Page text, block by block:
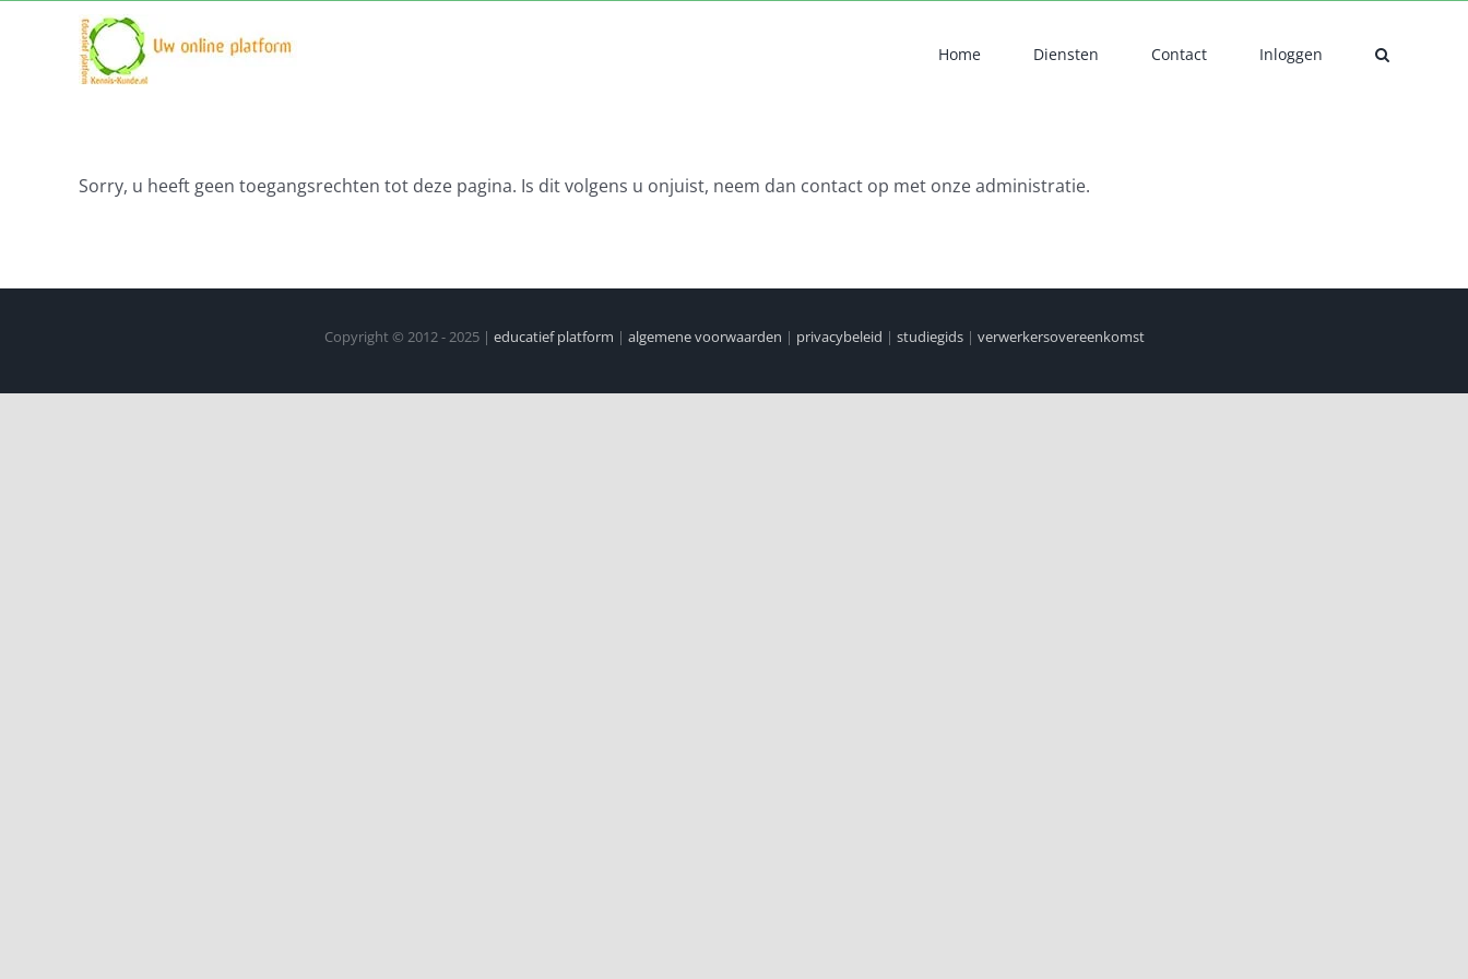
Home Diensten Contact Inloggen
Sorry, u heeft geen toegangsrechten tot deze pagina. Is dit volgens u onjuist, neem dan contact op met onze administratie.
Copyright © 2012 - 2025 | educatief platform | algemene voorwaarden | privacybeleid | studiegids| verwerkersovereenkomst